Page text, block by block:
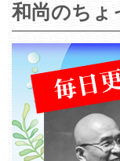
和尚のちょ